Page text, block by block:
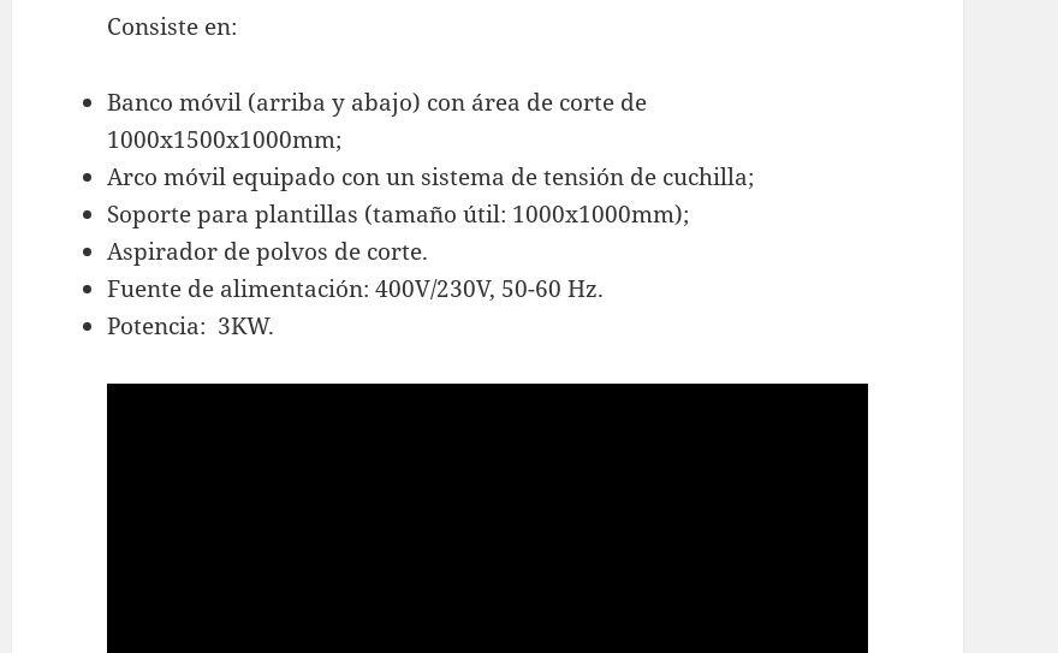
Consiste en:
Banco móvil (arriba y abajo) con área de corte de
1000x1500x1000mm;
Arco móvil equipado con un sistema de tensión de cuchilla;
Soporte para plantillas (tamaño útil: 1000x1000mm);
Aspirador de polvos de corte.
Fuente de alimentación: 400V/230V, 50-60 Hz.
Potencia: 3KW.